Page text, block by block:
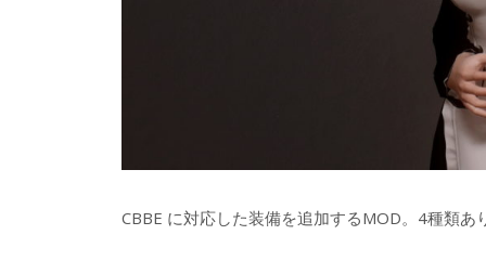
CBBE に対応した装備を追加するMOD。4種類あ